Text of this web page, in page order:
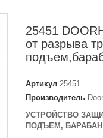
25451
от разрыва
Артикул 25451
Производитель
УСТРОЙСТВО
ПОДЪЕМ,
*